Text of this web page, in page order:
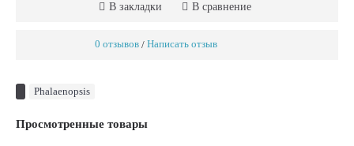
В закладки В сравнение
0 отзывов / Написать отзыв
Phalaenopsis
Просмотренные товары